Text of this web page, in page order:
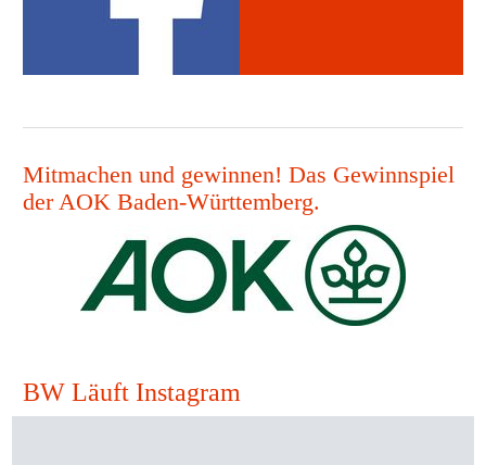
Mitmachen und gewinnen! Das Gewinnspiel
der AOK Baden-Württemberg.
BW Läuft Instagram